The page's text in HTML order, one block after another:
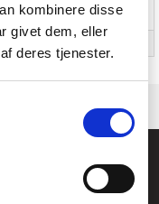
kombinere disse
givet dem, eller
deres tjenester.